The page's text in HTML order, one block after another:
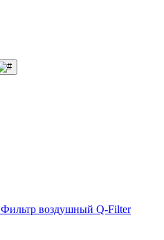
Фильтр воздушный Q-Filter